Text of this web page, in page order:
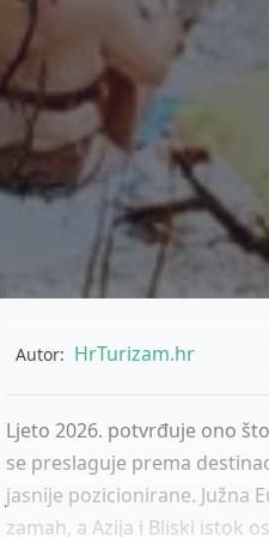
Autor: HrTurizam.hr
Ljeto 2026. potvrđuje ono
se preslaguje prema
jasnije pozicionirane. Južna
zamah, a Azija i Bliski istok